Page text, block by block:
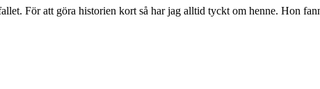
För att göra historien kort så har jag alltid tyckt om henne. Hon